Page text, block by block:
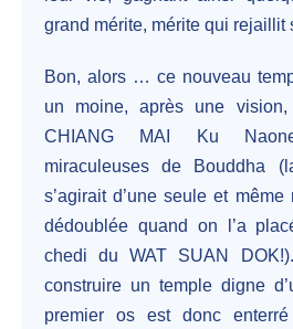
grand mérite, mérite qui rejaillit
Bon, alors … ce nouveau
un moine, après une
CHIANG MAI Ku
miraculeuses de Bouddha
s’agirait d’une seule et
dédoublée quand on l’a
chedi du WAT SUAN
construire un temple digne
premier os est donc